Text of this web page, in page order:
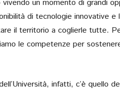
un momento di grandi
di tecnologie innovative e
il territorio a coglierle tutte.
le competenze per
infatti, c’è quello